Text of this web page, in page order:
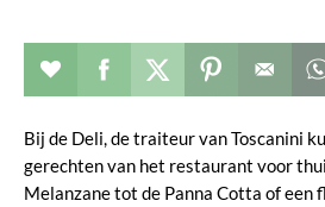
Restaurant toevoegen aan
Deel dit op facebook
Deel dit op twitter
Deel dit op
Bij de Deli, de traiteur van Toscanini
gerechten van het restaurant voor
Melanzane tot de Panna Cotta of een